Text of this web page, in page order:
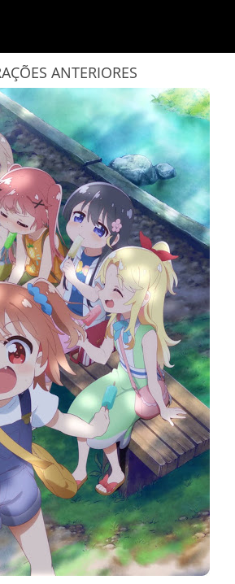
ANTERIORES